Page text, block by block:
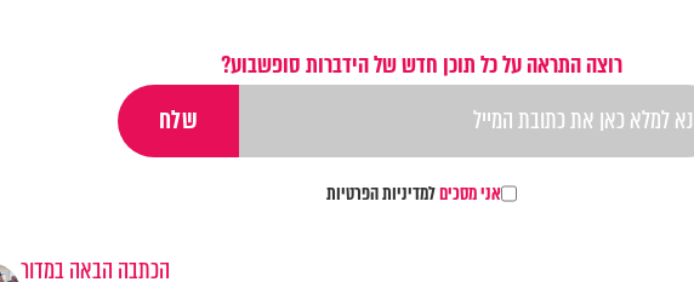
רוצה התראה על כל תוכן חדש של הידברות סופשבוע?
אני מסכיםלמדיניות הפרטיות
הכתבה הבאה במדור